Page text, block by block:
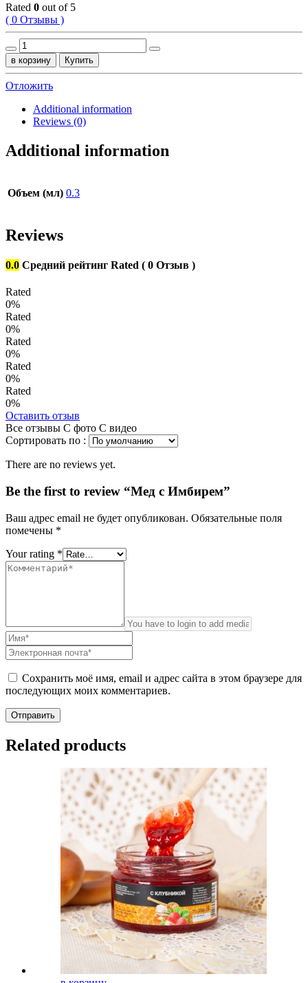
Rated 0 out of 5
( 0 Отзывы )
Мед
с
Имбирем
в корзину Купить
Отложить
Additional information
Reviews (0)
Additional information
Объем (мл) 0.3
Reviews
0.0 Средний рейтинг Rated ( 0 Отзыв )
Rated
0%
Rated
0%
Rated
0%
Rated
0%
Rated
0%
Оставить отзыв
Все отзывы С фото С видео
Сортировать по :
There are no reviews yet.
Be the first to review “Мед с Имбирем”
Ваш адрес email не будет опубликован. Обязательные поля
помечены *
Your rating *
Сохранить моё имя, email и адрес сайта в этом браузере для
последующих моих комментариев.
Отправить
Related products